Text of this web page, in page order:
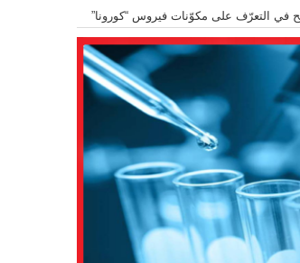
في التعرّف على مكوّنات فيروس “كورونا”